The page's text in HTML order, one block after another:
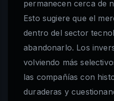
permanecen cerca de
Esto sugiere que el
dentro del sector
abandonarlo. Los
volviendo más
las compañías con
duraderas y